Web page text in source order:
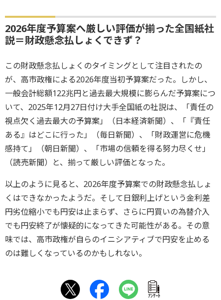
2026年度予算案へ厳しい評価が揃った全国紙社
説＝財政懸念払しょくできず？
この財政懸念払しょくのタイミングとして注目されたの
が、高市政権による2026年度当初予算案だった。しかし、
一般会計総額122兆円と過去最大規模に膨らんだ予算案につ
いて、2025年12月27日付け大手全国紙の社説は、「責任の
視点欠く過去最大の予算案」（日本経済新聞）、「『責任
ある』はどこに行った」（毎日新聞）、「財政運営に危機
感持て」（朝日新聞）、「市場の信頼を得る努力尽くせ」
（読売新聞）と、揃って厳しい評価となった。
以上のように見ると、2026年度予算案での財政懸念払しょ
くはできなかったようだ。そして日銀利上げという金利差
円劣位縮小でも円安は止まらず、さらに円買いの為替介入
でも円安終了が懐疑的になってきた可能性がある。その意
味では、高市政権が自らのイニシアティブで円安を止める
のは難しくなっているのかもしれない。
ｱﾝｹｰﾄ